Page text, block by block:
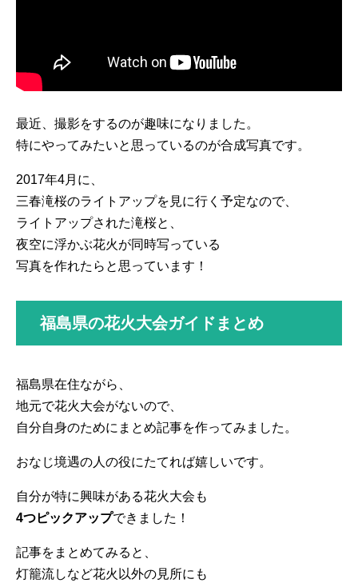
最近、撮影をするのが趣味になりました。
特にやってみたいと思っているのが合成写真です。
2017年4月に、
三春滝桜のライトアップを見に行く予定なので、
ライトアップされた滝桜と、
夜空に浮かぶ花火が同時写っている
写真を作れたらと思っています！
福島県の花火大会ガイドまとめ
福島県在住ながら、
地元で花火大会がないので、
自分自身のためにまとめ記事を作ってみました。
おなじ境遇の人の役にたてれば嬉しいです。
自分が特に興味がある花火大会も
4つピックアップできました！
記事をまとめてみると、
灯籠流しなど花火以外の見所にも